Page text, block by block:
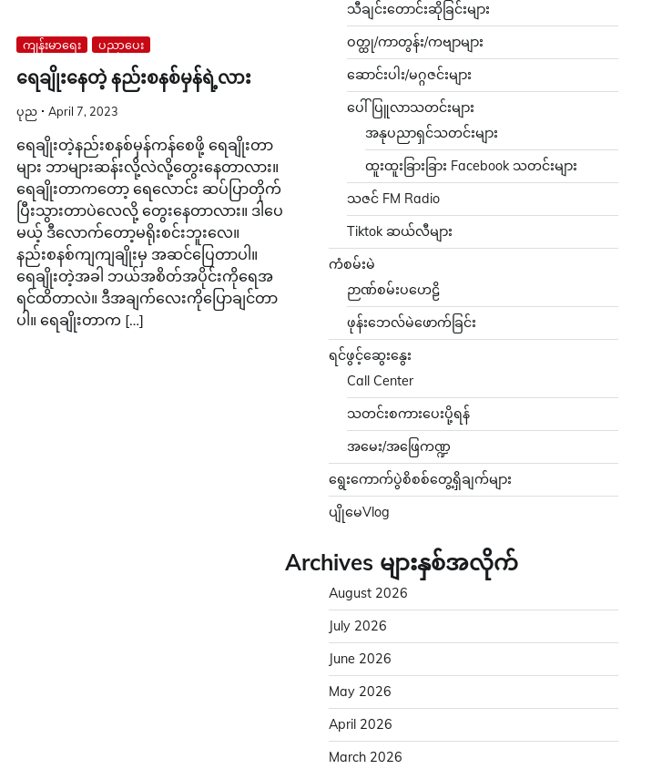
ကျန်းမာရေး ပညာပေး
ရေချိုးနေတဲ့ နည်းစနစ်မှန်ရဲ့လား
ပုည April 7, 2023
ရေချိုးတဲ့နည်းစနစ်မှန်ကန်စေဖို့ ရေချိုးတာ
များ ဘာများဆန်းလို့လဲလို့တွေးနေတာလား။
ရေချိုးတာကတော့ ရေလောင်း ဆပ်ပြာတိုက်
ပြီးသွားတာပဲလေလို့ တွေးနေတာလား။ ဒါပေ
မယ့် ဒီလောက်တော့မရိုးစင်းဘူးလေ။
နည်းစနစ်ကျကျချိုးမှ အဆင်ပြေတာပါ။
ရေချိုးတဲ့အခါ ဘယ်အစိတ်အပိုင်းကိုရေအ
ရင်ထိတာလဲ။ ဒီအချက်လေးကိုပြောချင်တာ
ပါ။ ရေချိုးတာက […]
သီချင်းတောင်းဆိုခြင်းများ
ဝတ္ထု/ကာတွန်း/ကဗျာများ
ဆောင်းပါး/မဂ္ဂဇင်းများ
ပေါ်ပြူလာသတင်းများ
အနုပညာရှင်သတင်းများ
ထူးထူးခြားခြား Facebook သတင်းများ
သဇင် FM Radio
Tiktok ဆယ်လီများ
ကံစမ်းမဲ
ဉာဏ်စမ်းပဟေဠိ
ဖုန်းဘေလ်မဲဖောက်ခြင်း
ရင်ဖွင့်ဆွေးနွေး
Call Center
သတင်းစကားပေးပို့ရန်
အမေး/အဖြေကဏ္ဍ
ရွေးကောက်ပွဲစိစစ်တွေ့ရှိချက်များ
ပျိုမေVlog
Archives များနှစ်အလိုက်
August 2026
July 2026
June 2026
May 2026
April 2026
March 2026